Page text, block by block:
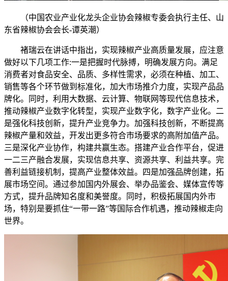
（中国农业产业化龙头企业协会辣椒专委会执行主任、山
东省辣椒协会会长-谭英潮）
褚瑞云在讲话中指出，实现辣椒产业高质量发展，应注意
做好以下几项工作:一是把握时代脉搏，明确发展方向。满足
消费者对食品安全、品质、多样性需求，必须在种植、加工、
销售等各个环节做到标准化，加大市场推介力度，实现产品品
牌化。同时，利用大数据、云计算、物联网等现代信息技术，
推动辣椒产业数字化转型，实现产业数字化，数字产业化。二
是强化科技创新，提升产业竞争力。加强科技创新，不断提高
辣椒产量和效益，开发出更多符合市场要求的高附加值产品。
三是深化产业协作，构建共赢生态。搭建产业合作平台，促进
一二三产融合发展，实现信息共享、资源共享、利益共享。完
善利益链接机制，提高产业整体效益。四是加强品牌创建，拓
展市场空间。通过参加国内外展会、举办品鉴会、媒体宣传等
方式，提升品牌知名度和美誉度。同时，积极拓展国内外市
场，特别是要抓住“一带一路”等国际合作机遇，推动辣椒走向
世界。